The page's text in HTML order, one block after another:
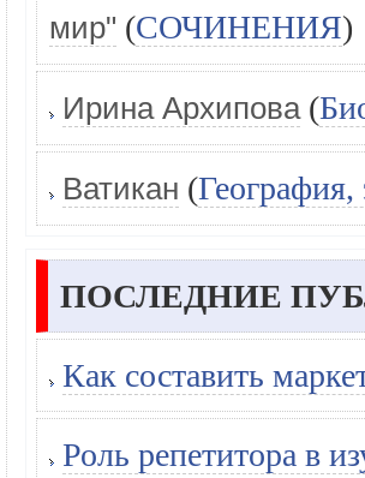
мир" (СОЧИНЕНИЯ)
Ирина Архипова(
Ватикан (География,
ПОСЛЕДНИЕ
Как составить
Роль репетитора в